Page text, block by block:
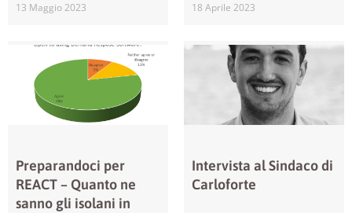
13 Maggio 2023 18 Aprile 2023
Preparandoci per
REACT – Quanto ne
sanno gli isolani in
Intervista al Sindaco di
Carloforte
la
struttura
del sito
web, in
all'utilizzo
del sito web